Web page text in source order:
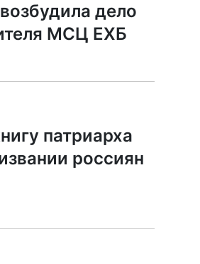
дело
МСЦ ЕХБ
патриарха
россиян